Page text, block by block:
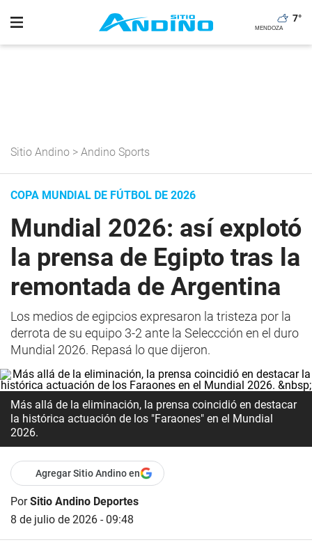
7°
Sitio Andino > Andino Sports
COPA MUNDIAL DE FÚTBOL DE 2026
Mundial 2026: así explotó
la prensa de Egipto tras la
remontada de Argentina
Los medios de egipcios expresaron la tristeza por la
derrota de su equipo 3-2 ante la Seleccción en el duro
Mundial 2026. Repasá lo que dijeron.
Más allá de la eliminación, la prensa coincidió en destacar
la histórica actuación de los "Faraones" en el Mundial
2026.
Agregar Sitio Andino en
PorSitio Andino Deportes
8 de julio de 2026 - 09:48